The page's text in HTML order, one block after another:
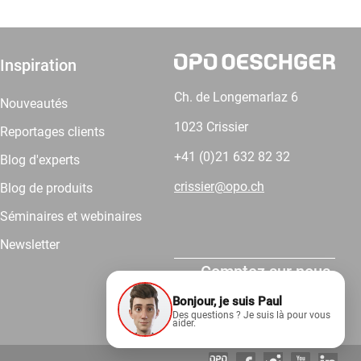
Inspiration
Nouveautés
Reportages clients
Blog d'experts
Blog de produits
Séminaires et webinaires
Newsletter
Ch. de Longemarlaz 6
1023 Crissier
+41 (0)21 632 82 32
crissier@opo.ch
Comptez sur nous.
Bonjour, je suis Paul
Des questions ? Je suis là pour vous
aider.